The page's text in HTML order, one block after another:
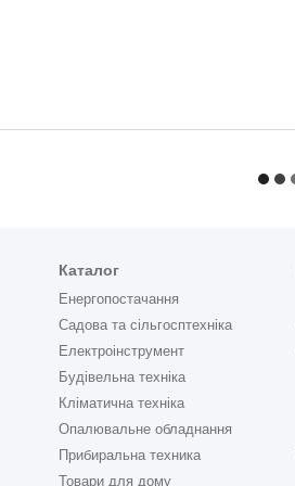
Каталог
Енергопостачання
Садова та сільгосптехніка
Електроінструмент
Будівельна техніка
Кліматична техніка
Опалювальне обладнання
Прибиральна техника
Товари для дому